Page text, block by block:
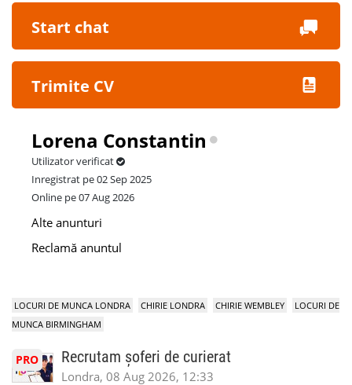
Start chat
Trimite CV
Lorena Constantin
Utilizator verificat
Inregistrat pe 02 Sep 2025
Online pe 07 Aug 2026
Alte anunturi
Reclamă anuntul
LOCURI DE MUNCA LONDRA CHIRIE LONDRA CHIRIE WEMBLEY
LOCURI DE
MUNCA BIRMINGHAM
PRO Recrutam șoferi de curierat
Londra, 08 Aug 2026, 12:33